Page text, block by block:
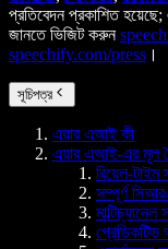
প্রতিবেদন প্রকাশিত হয়েছে;
জানতে ভিজিট করুন
speechify.com/press ।
সূচিপত্র
এয়ার এআই কী
এয়ার এআই-এর মূল
রিয়েল-
সম্পূর্ণ
মাল্টিচ্যানেল
প্রেডিকটিভ